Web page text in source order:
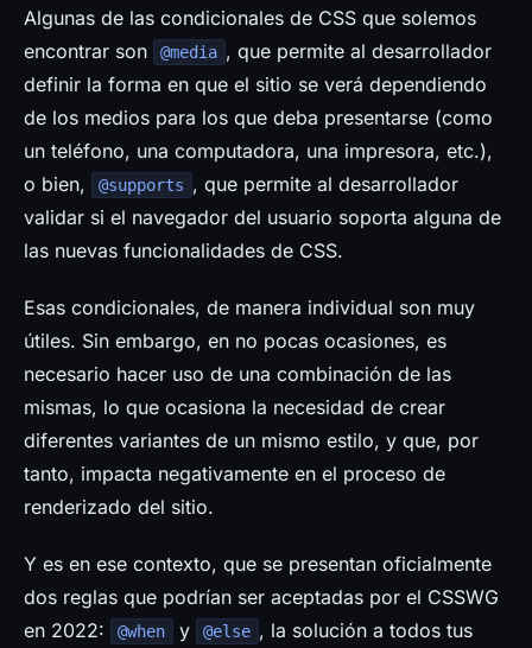
Algunas de las condicionales de CSS que solemos
encontrar son
@media , que permite al desarrollador
definir la forma en que el sitio se verá dependiendo
de los medios para los que deba presentarse (como
un teléfono, una computadora, una impresora, etc.),
o bien,
@supports , que permite al desarrollador
validar si el navegador del usuario soporta alguna de
las nuevas funcionalidades de CSS.
Esas condicionales, de manera individual son muy
útiles. Sin embargo, en no pocas ocasiones, es
necesario hacer uso de una combinación de las
mismas, lo que ocasiona la necesidad de crear
diferentes variantes de un mismo estilo, y que, por
tanto, impacta negativamente en el proceso de
renderizado del sitio.
Y es en ese contexto, que se presentan oficialmente
dos reglas que podrían ser aceptadas por el CSSWG
en 2022:
@when y @else , la solución a todos tus